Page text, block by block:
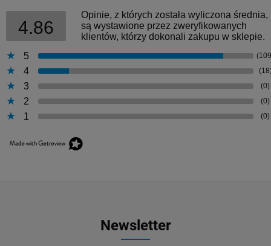
4.86
Opinie, z których została wyliczona średnia,
są wystawione przez zweryfikowanych
klientów, którzy dokonali zakupu w sklepie.
5
4
3 (0)
2 (0)
1 (0)
Newsletter